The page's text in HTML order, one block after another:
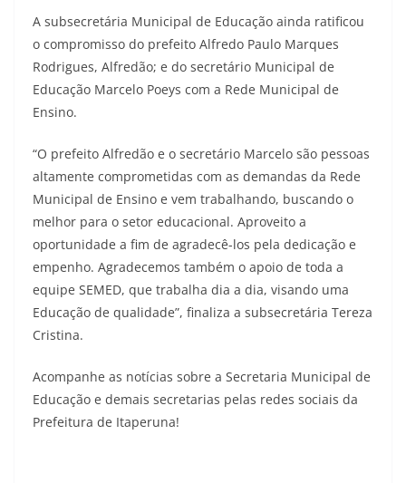
A subsecretária Municipal de Educação ainda ratificou
o compromisso do prefeito Alfredo Paulo Marques
Rodrigues, Alfredão; e do secretário Municipal de
Educação Marcelo Poeys com a Rede Municipal de
Ensino.
“O prefeito Alfredão e o secretário Marcelo são pessoas
altamente comprometidas com as demandas da Rede
Municipal de Ensino e vem trabalhando, buscando o
melhor para o setor educacional. Aproveito a
oportunidade a fim de agradecê-los pela dedicação e
empenho. Agradecemos também o apoio de toda a
equipe SEMED, que trabalha dia a dia, visando uma
Educação de qualidade”, finaliza a subsecretária Tereza
Cristina.
Acompanhe as notícias sobre a Secretaria Municipal de
Educação e demais secretarias pelas redes sociais da
Prefeitura de Itaperuna!